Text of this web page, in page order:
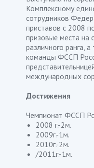
Комплексному
сотрудников
приставов с 2008
призовые места на
различного ранга,
команды ФССП
международных
Достижения
Чемпионат ФССП
2008 г.-2м.
2009г.-1м.
2010г.-2м.
/2011г.-1м.